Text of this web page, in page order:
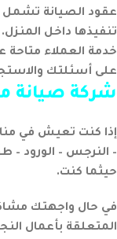
عقود الصيانة تشمل
تنفيذها داخل المنزل.
خدمة العملاء متاحة
على أسئلتك
شركة صيانة
إذا كنت تعيش في
– النرجس – الورود –
حيثما كنت.
في حال واجهتك
المتعلقة بأعمال